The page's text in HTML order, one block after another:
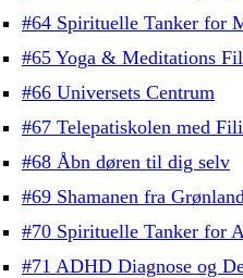
#64 Spirituelle Tanker for
#65 Yoga & Meditations
#66 Universets Centrum
#67 Telepatiskolen med
#68 Åbn døren til dig selv
#69 Shamanen fra
#70 Spirituelle Tanker for
#71 ADHD Diagnose og